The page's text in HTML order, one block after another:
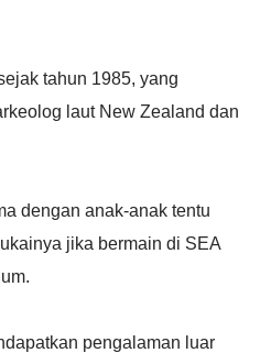
tahun 1985, yang
laut New Zealand dan
dengan anak-anak tentu
jika bermain di SEA
pengalaman luar